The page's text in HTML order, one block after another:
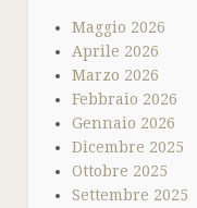
Maggio 2026
Aprile 2026
Marzo 2026
Febbraio 2026
Gennaio 2026
Dicembre 2025
Ottobre 2025
Settembre 2025